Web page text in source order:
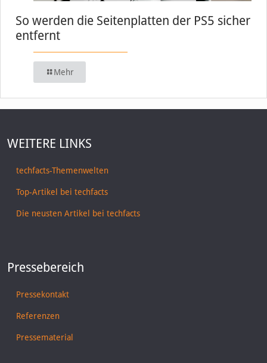
So werden die Seitenplatten der PS5 sicher
entfernt
Mehr
WEITERE LINKS
techfacts-Themenwelten
Top-Artikel bei techfacts
Die neusten Artikel bei techfacts
Pressebereich
Pressekontakt
Referenzen
Pressematerial